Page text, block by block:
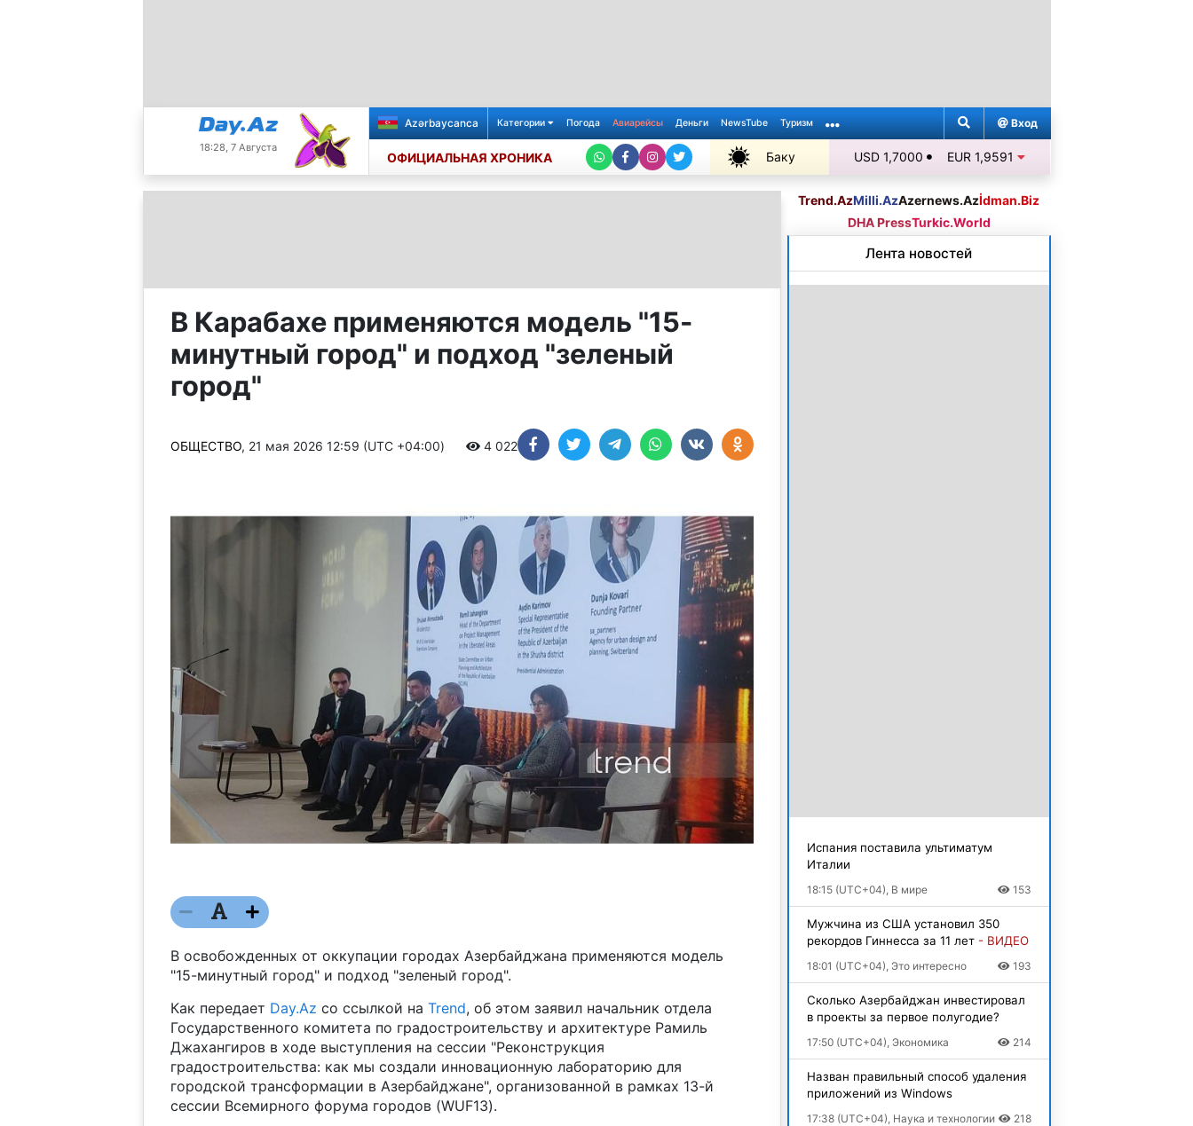
18:28, 7 Августа
Azərbaycanca Категории Погода Авиарейсы Деньги NewsTube Туризм Вход
ОФИЦИАЛЬНАЯ ХРОНИКА Баку
+31℃
USD 1,7000 EUR 1,9591
В Карабахе применяются модель "15-
минутный город" и подход "зеленый
город"
ОБЩЕСТВО, 21 мая 2026 12:59 (UTC +04:00) 4 022
В освобожденных от оккупации городах Азербайджана применяются модель
"15-минутный город" и подход "зеленый город".
Как передает Day.Az со ссылкой на Trend, об этом заявил начальник отдела
Государственного комитета по градостроительству и архитектуре Рамиль
Джахангиров в ходе выступления на сессии "Реконструкция
градостроительства: как мы создали инновационную лабораторию для
городской трансформации в Азербайджане", организованной в рамках 13-й
сессии Всемирного форума городов (WUF13).
Trend.AzMilli.AzAzernews.Azİdman.Biz
DHA PressTurkic.World
Лента новостей
Испания поставила ультиматум
Италии
18:15 (UTC+04), В мире 153
Мужчина из США установил 350
рекордов Гиннесса за 11 лет - ВИДЕО
18:01 (UTC+04), Это интересно 193
Сколько Азербайджан инвестировал
в проекты за первое полугодие?
17:50 (UTC+04), Экономика 214
Назван правильный способ удаления
приложений из Windows
17:38 (UTC+04), Наука и технологии 218